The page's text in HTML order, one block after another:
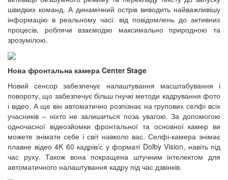
швидких команд. А динамічний острів виводить найважливішу
інформацію в реальному часі: від повідомлень до активних
процесів, роблячи взаємодію максимально природною та
зрозумілою.
Нова фронтальна камера Center Stage
Новий сенсор забезпечує налаштування масштабування і
повороту, що забезпечує більш гнучкі методи кадрування фото
і відео. А ще він автоматично розпізнає на групових селфі всіх
учасників – ніхто не залишиться поза увагою. За допомогою
одночасної відеозйомки фронтальної та основної камер ви
можете знімати себе і світ навколо вас. Селфі-камера знімає
плавне відео 4K 60 кадрів/с у форматі Dolby Vision, навіть під
час руху. Також вона покращена штучним інтелектом для
автоматичного налаштування кадру під час дзвінків.